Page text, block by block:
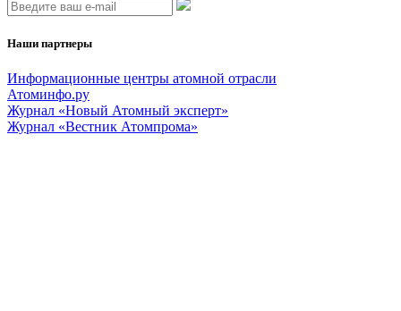
Наши партнеры
Информационные центры атомной отрасли
Атоминфо.ру
Журнал «Новый Атомный эксперт»
Журнал «Вестник Атомпрома»